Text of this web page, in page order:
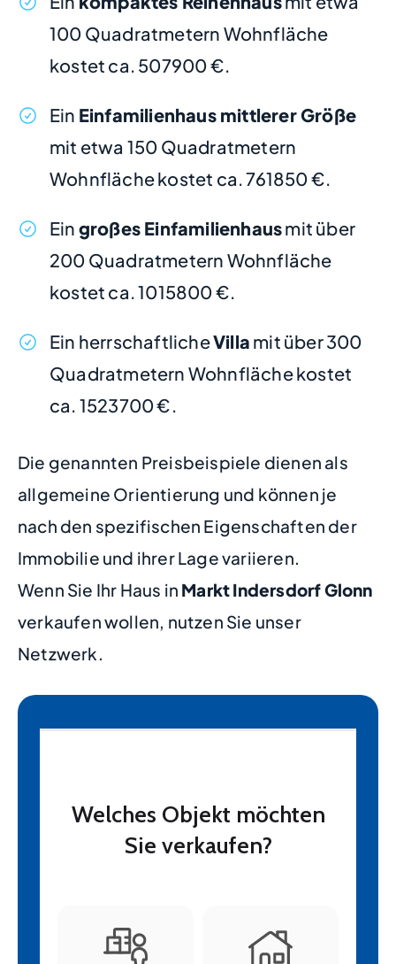
100 Quadratmetern Wohnfläche
kostet ca. 507900 €.
Ein Einfamilienhaus mittlerer Größe
mit etwa 150 Quadratmetern
Wohnfläche kostet ca. 761850 €.
Ein großes Einfamilienhausmit über
200 Quadratmetern Wohnfläche
kostet ca. 1015800 €.
Ein herrschaftlicheVilla mit über 300
Quadratmetern Wohnfläche kostet
ca. 1523700 €.
Die genannten Preisbeispiele dienen als
allgemeine Orientierung und können je
nach den spezifischen Eigenschaften der
Immobilie und ihrer Lage variieren.
Wenn Sie Ihr Haus in Markt Indersdorf Glonn
verkaufen wollen, nutzen Sie unser
Netzwerk.